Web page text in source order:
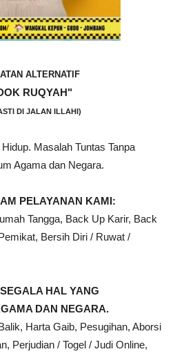
ALTERNATIF
RUQYAH"
DI JALAN ILLAHI)
Masalah Tuntas Tanpa
Agama dan Negara.
PELAYANAN KAMI:
Tangga, Back Up Karir, Back
Bersih Diri / Ruwat /
HAL YANG
DAN NEGARA.
Harta Gaib, Pesugihan, Aborsi
Perjudian / Togel / Judi Online,